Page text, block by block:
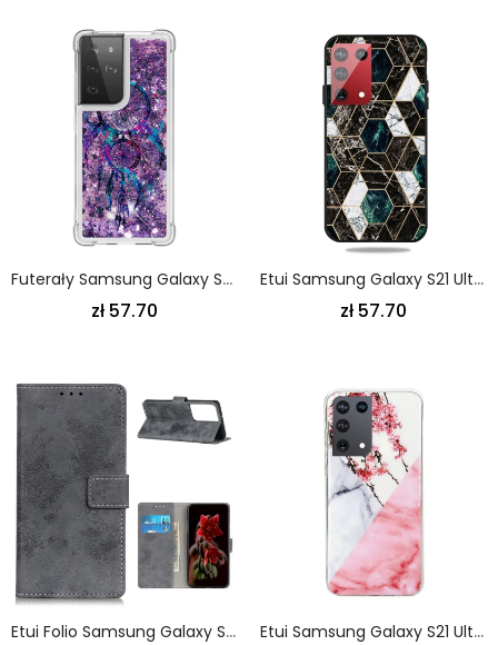
Futerały Samsung Galaxy S21 Ultra 5G Etui Na Telefon Brokatowy Łapacz Snów
zł 57.70
Etui Samsung Galaxy S21 Ultra 5G Biały Czarny Geometria W Kolorze Marmuru
zł 57.70
Etui Folio Samsung Galaxy S21 Ultra 5G Magenta Szary Skóra Ekologiczna W Stylu Vintage Etui Ochronne Etui Samsung Galaxy S21 Ultra 5G Marmurkowe Kwiaty Śliwki